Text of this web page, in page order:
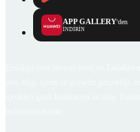
APP GALLERY'den
İNDİRİN